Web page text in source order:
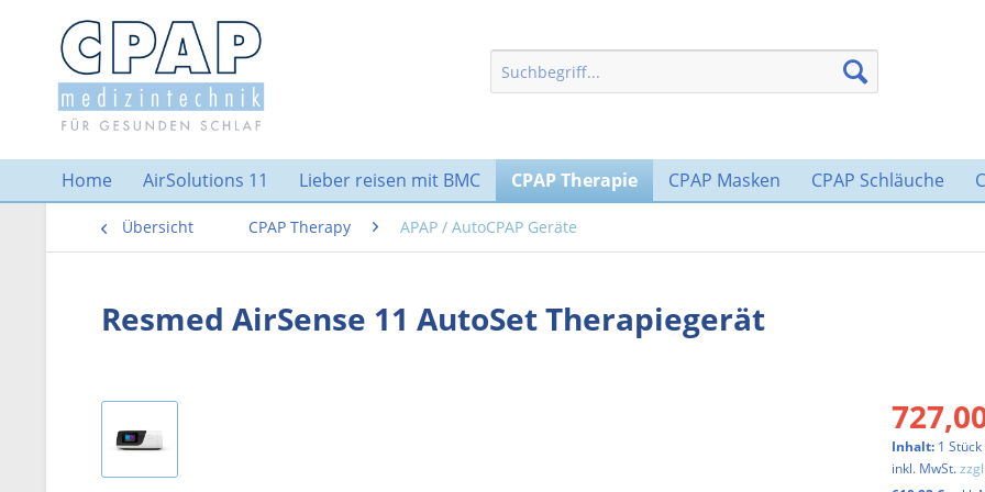
Home AirSolutions 11 Lieber reisen mit BMC CPAP Therapie CPAP Masken CPAP Schläuche
Übersicht CPAP Therapy APAP / AutoCPAP Geräte
Resmed AirSense 11 AutoSet Therapiegerät
Inhalt: 1 Stück
inkl. MwSt.